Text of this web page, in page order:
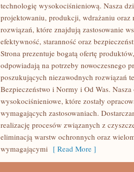
technologię wysokociśnieniową. Nasza
projektowaniu, produkcji, wdrażaniu oraz
rozwiązań, które znajdują zastosowanie
efektywność, staranność oraz
Strona prezentuje bogatą ofertę
odpowiadają na potrzeby nowoczesnego
poszukujących niezawodnych rozwiązań
Bezpieczeństwo i Normy i Od Was.
wysokociśnieniowe, które zostały
wymagających zastosowaniach.
realizację procesów związanych z
eliminacją warstw ochronnych oraz
wymagającymi [ Read More ]